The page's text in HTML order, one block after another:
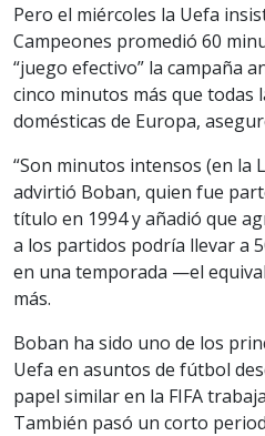
Pero el miércoles la Uefa
Campeones promedió 60
“juego efectivo” la campaña
cinco minutos más que todas
domésticas de Europa,
“Son minutos intensos (en la
advirtió Boban, quien fue
título en 1994 y añadió que
a los partidos podría llevar a
en una temporada —el
más.
Boban ha sido uno de los
Uefa en asuntos de fútbol
papel similar en la FIFA
También pasó un corto